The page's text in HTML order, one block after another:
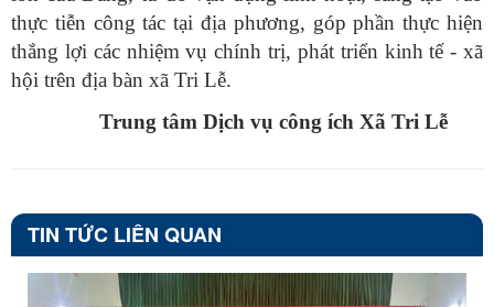
thực tiễn công tác tại địa phương, góp phần thực hiện
thắng lợi các nhiệm vụ chính trị, phát triển kinh tế - xã
hội trên địa bàn xã Tri Lễ.
Trung tâm Dịch vụ công ích Xã Tri Lễ
TIN TỨC LIÊN QUAN